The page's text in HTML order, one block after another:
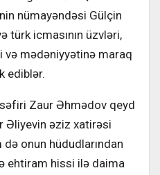
nümayəndəsi Gülçin
türk icmasının üzvləri,
mədəniyyətinə maraq
ediblər.
Zaur Əhmədov qeyd
Əliyevin əziz xatirəsi
onun hüdudlarından
ehtiram hissi ilə daima